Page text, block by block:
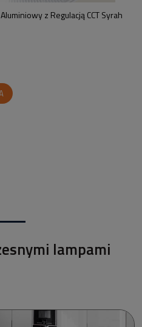
z Regulacją CCT Syrah
lampami